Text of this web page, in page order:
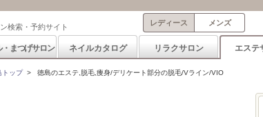
検索・予約サイト レディース メンズ
・まつげサロン ネイルカタログ リラクサロン エステ
トップ> 徳島のエステ,脱毛,痩身/デリケート部分の脱毛/Vライン/VIO